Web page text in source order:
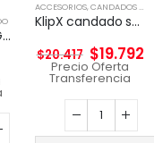
Teclado para Gaming Xtech XTK-520S – Tri-color
ACCESORIOS,CANDADOS DE SEGURIDAD
KlipX candado seguridad con clave slot tipo WEDGE 2mts largo
$20.417 $19.792
Precio Oferta
Transferencia